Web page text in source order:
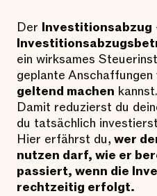
Der Investitionsabzug
ein wirksames
geplante Anschaffungen
geltend machen kannst.
Damit reduzierst du
du tatsächlich
Hier erfährst du, wer
nutzen darf, wie er
passiert, wenn die
rechtzeitig erfolgt.